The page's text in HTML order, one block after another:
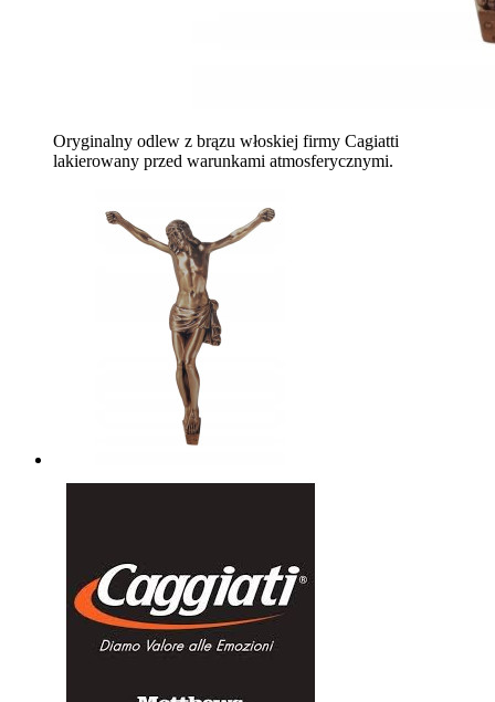
Oryginalny odlew z brązu włoskiej firmy Cagiatti
lakierowany przed warunkami atmosferycznymi.